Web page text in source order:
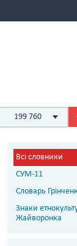
199 760
Всі словники
СУМ-11
Словарь
Знаки
Жайворонка